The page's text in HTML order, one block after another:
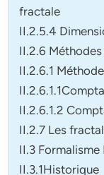
fractale
II.2.5.4
II.2.6
II.2.6.1
II.2.6.1.2
II.2.7 Les
II.3
II.3.1Historique